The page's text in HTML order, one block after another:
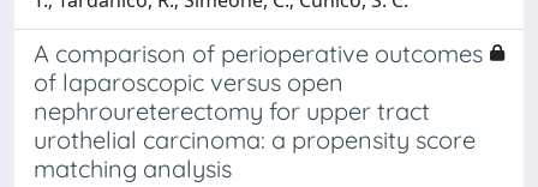
A comparison of perioperative outcomes
of laparoscopic versus open
nephroureterectomy for upper tract
urothelial carcinoma: a propensity score
matching analysis